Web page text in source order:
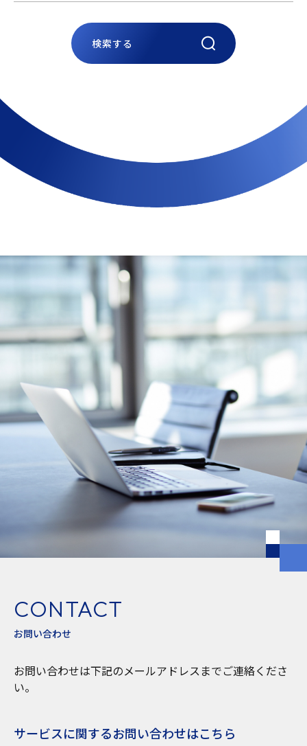
検索する
CONTACT
お問い合わせ
お問い合わせは下記のメールアドレスまでご連絡くださ
い。
サービスに関するお問い合わせはこちら